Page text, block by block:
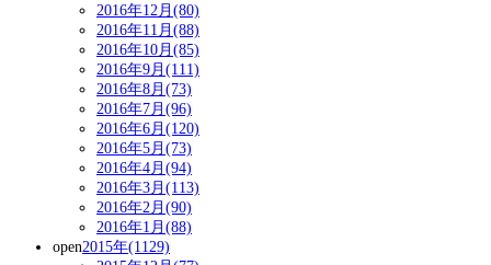
2016年12月(80)
2016年11月(88)
2016年10月(85)
2016年9月(111)
2016年8月(73)
2016年7月(96)
2016年6月(120)
2016年5月(73)
2016年4月(94)
2016年3月(113)
2016年2月(90)
2016年1月(88)
open2015年(1129)